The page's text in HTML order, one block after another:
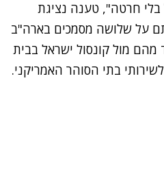
בלי חרטה", טענה נציגת
על שלושה מסמכים בארה"ב
מול קונסול ישראל בבית
בתי הסוהר האמריקני.